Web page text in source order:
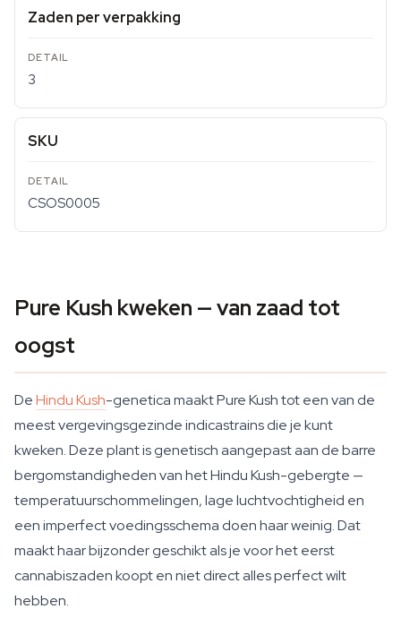
Zaden per verpakking
3
SKU
CSOS0005
Pure Kush kweken — van zaad tot
oogst
DeHindu Kush-genetica maakt Pure Kush tot een van de
meest vergevingsgezinde indicastrains die je kunt
kweken. Deze plant is genetisch aangepast aan de barre
bergomstandigheden van het Hindu Kush-gebergte —
temperatuurschommelingen, lage luchtvochtigheid en
een imperfect voedingsschema doen haar weinig. Dat
maakt haar bijzonder geschikt als je voor het eerst
cannabiszaden koopt en niet direct alles perfect wilt
hebben.